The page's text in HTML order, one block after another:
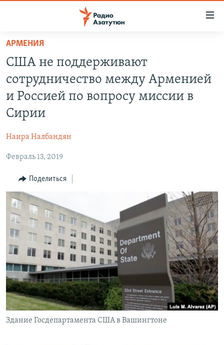
Перейти
основному
содержанию
Перейти
основной
Перейти
ПОЛИТИКА
ОБЩЕСТВО
РЕГИОН
НАГОРНЫЙ КАРАБАХ
КУЛЬТУРА
СПОРТ
АРХИВ
Հայերեն
English
Русский
Все сайты Радио Азатутюн
АРМЕНИЯ
США не поддерживают
сотрудничество между Арменией
и Россией по вопросу миссии в
Сирии
Наира Налбандян
Февраль 13, 2019
Поделиться
Здание Госдепартамента США в Вашингтоне